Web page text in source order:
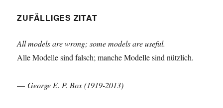
ZUFÄLLIGES ZITAT
All models are wrong; some models are useful.
Alle Modelle sind falsch; manche Modelle sind nützlich.
—George E. P. Box (1919-2013)